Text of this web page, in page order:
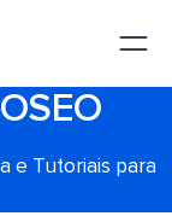
e Tutoriais para